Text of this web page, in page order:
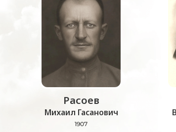
Расоев
Михаил Гасанович
1907